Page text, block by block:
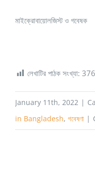
মাইক্রোবায়োলজিস্ট ও গবেষক
লেখাটির পাঠক সংখ্যা: 376
January 11th, 2022 |
in Bangladesh, গবেষণা |